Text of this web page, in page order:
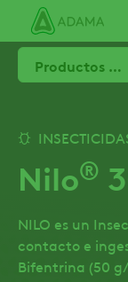
contenido
principalProductos
Nilo®
NILO es un
contacto e
Bifentrina (50